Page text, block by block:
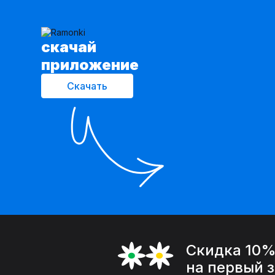
cкачай
приложение
Скачать
Скидка 10%
на первый